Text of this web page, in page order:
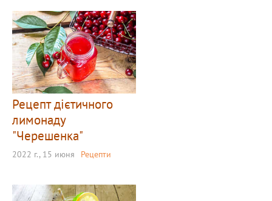
Рецепт дієтичного
лимонаду
"Черешенка"
2022 г., 15 июня Рецепти